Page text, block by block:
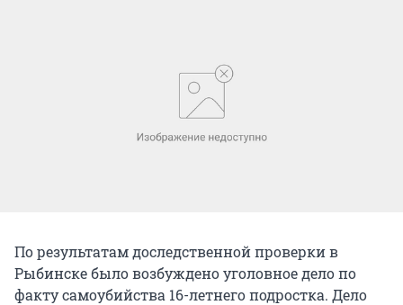
По результатам доследственной проверки в
Рыбинске было возбуждено уголовное дело по
факту самоубийства 16-летнего подростка. Дело